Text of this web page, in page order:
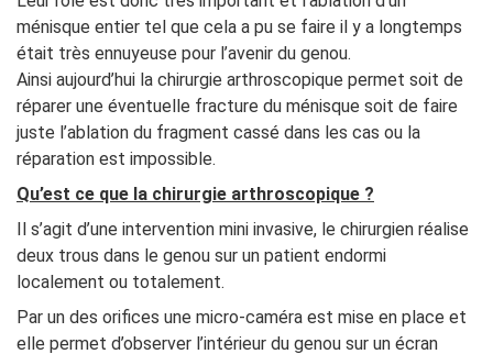
ménisque entier tel que cela a pu se faire il y a longtemps
était très ennuyeuse pour l’avenir du genou.
Ainsi aujourd’hui la chirurgie arthroscopique permet soit de
réparer une éventuelle fracture du ménisque soit de faire
juste l’ablation du fragment cassé dans les cas ou la
réparation est impossible.
Qu’est ce que la chirurgie arthroscopique ?
Il s’agit d’une intervention mini invasive, le chirurgien réalise
deux trous dans le genou sur un patient endormi
localement ou totalement.
Par un des orifices une micro-caméra est mise en place et
elle permet d’observer l’intérieur du genou sur un écran